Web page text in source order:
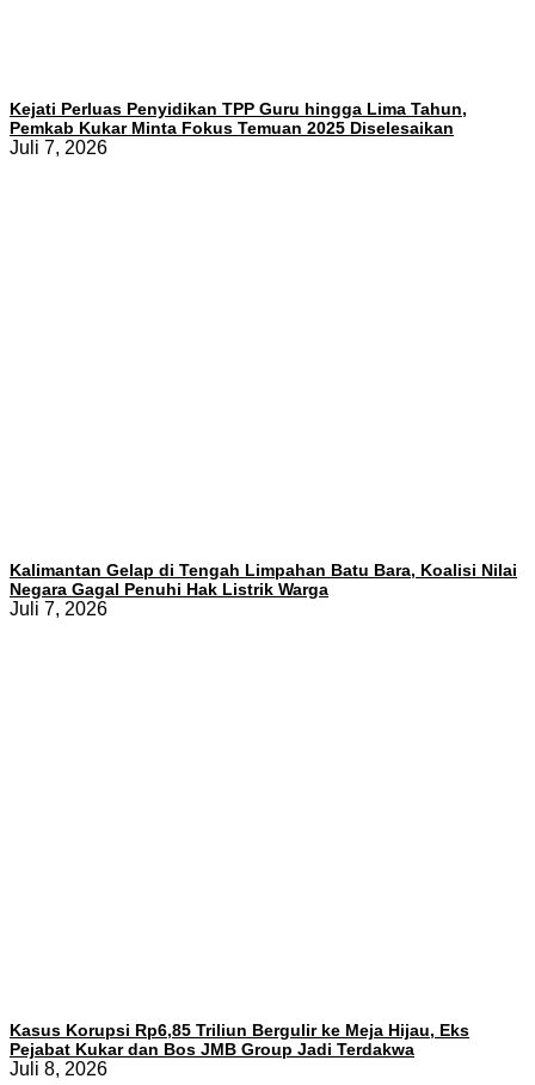
Kejati Perluas Penyidikan TPP Guru hingga Lima Tahun,
Pemkab Kukar Minta Fokus Temuan 2025 Diselesaikan
Juli 7, 2026
Kalimantan Gelap di Tengah Limpahan Batu Bara, Koalisi Nilai
Negara Gagal Penuhi Hak Listrik Warga
Juli 7, 2026
Kasus Korupsi Rp6,85 Triliun Bergulir ke Meja Hijau, Eks
Pejabat Kukar dan Bos JMB Group Jadi Terdakwa
Juli 8, 2026